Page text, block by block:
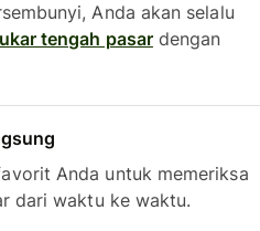
Anda akan selalu
tengah pasardengan
Anda untuk memeriksa
dari waktu ke waktu.